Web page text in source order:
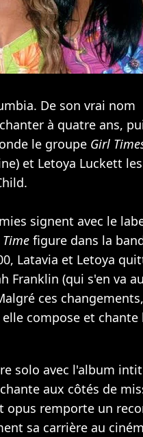
De son vrai nom
à quatre ans,
le groupe Girl
et Letoya Luckett les
.
signent avec le
figure dans la
Latavia et Letoya
Franklin (qui s'en va
ces changements,
compose et chante
solo avec l'album
aux côtés de
opus remporte un
sa carrière au